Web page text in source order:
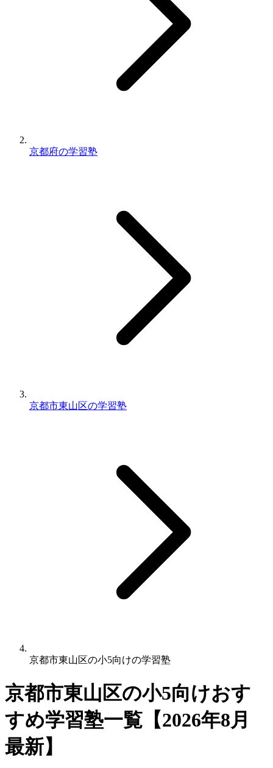
京都府の学習塾
京都市東山区の学習塾
京都市東山区の小5向けの学習塾
京都市東山区の小5向けおす
すめ学習塾一覧【2026年8月
最新】